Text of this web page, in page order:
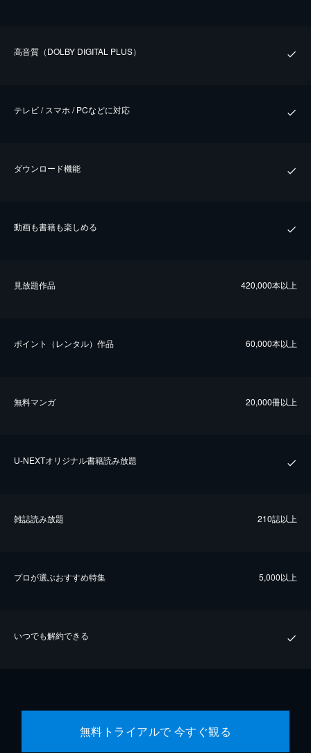
⾼⾳質（DOLBY DIGITAL PLUS）
テレビ / スマホ / PCなどに対応
ダウンロード機能
動画も書籍も楽しめる
⾒放題作品 420,000本以上
ポイント（レンタル）作品 60,000本以上
無料マンガ 20,000冊以上
U-NEXTオリジナル書籍読み放題
雑誌読み放題 210誌以上
プロが選ぶおすすめ特集 5,000以上
いつでも解約できる
無料トライアルで 今すぐ観る